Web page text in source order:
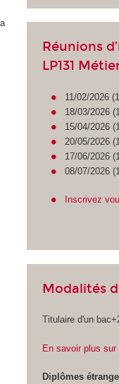
Réunions
LP131
11/02/2026
18/03/2026
15/04/2026
20/05/2026
17/06/2026
08/07/2026
Inscrivez
Modalités
Titulaire d'un
En savoir plus sur
Diplômes